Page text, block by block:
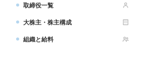
取締役一覧
大株主・株主構成
組織と給料